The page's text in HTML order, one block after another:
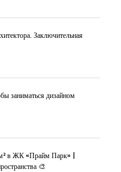
Заключительная
заниматься дизайном
м² в ЖК «Прайм Парк» |
🎨